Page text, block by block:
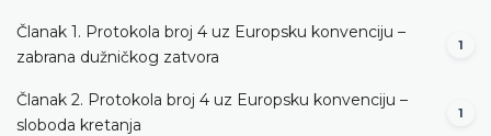
Članak 1. Protokola broj 4 uz Europsku konvenciju –
zabrana dužničkog zatvora
1
Članak 2. Protokola broj 4 uz Europsku konvenciju –
sloboda kretanja
1